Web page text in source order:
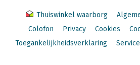
Thuiswinkel waarborg
Colofon
Privacy Cookies
Toegankelijkheidsverklaring